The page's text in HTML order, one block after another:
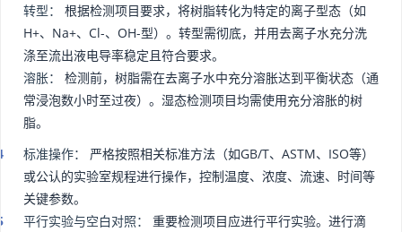
转型：
根据检测项目要求，将树脂转化为特定的离子型态（如
H+、Na+、Cl-、OH-型）。转型需彻底，并用去离子水充分洗
涤至流出液电导率稳定且符合要求。
溶胀：
检测前，树脂需在去离子水中充分溶胀达到平衡状态（通
常浸泡数小时至过夜）。湿态检测项目均需使用充分溶胀的树
脂。
标准操作：
严格按照相关标准方法（如GB/T、ASTM、ISO等）
或公认的实验室规程进行操作，控制温度、浓度、流速、时间等
关键参数。
平行实验与空白对照：
重要检测项目应进行平行实验。进行滴